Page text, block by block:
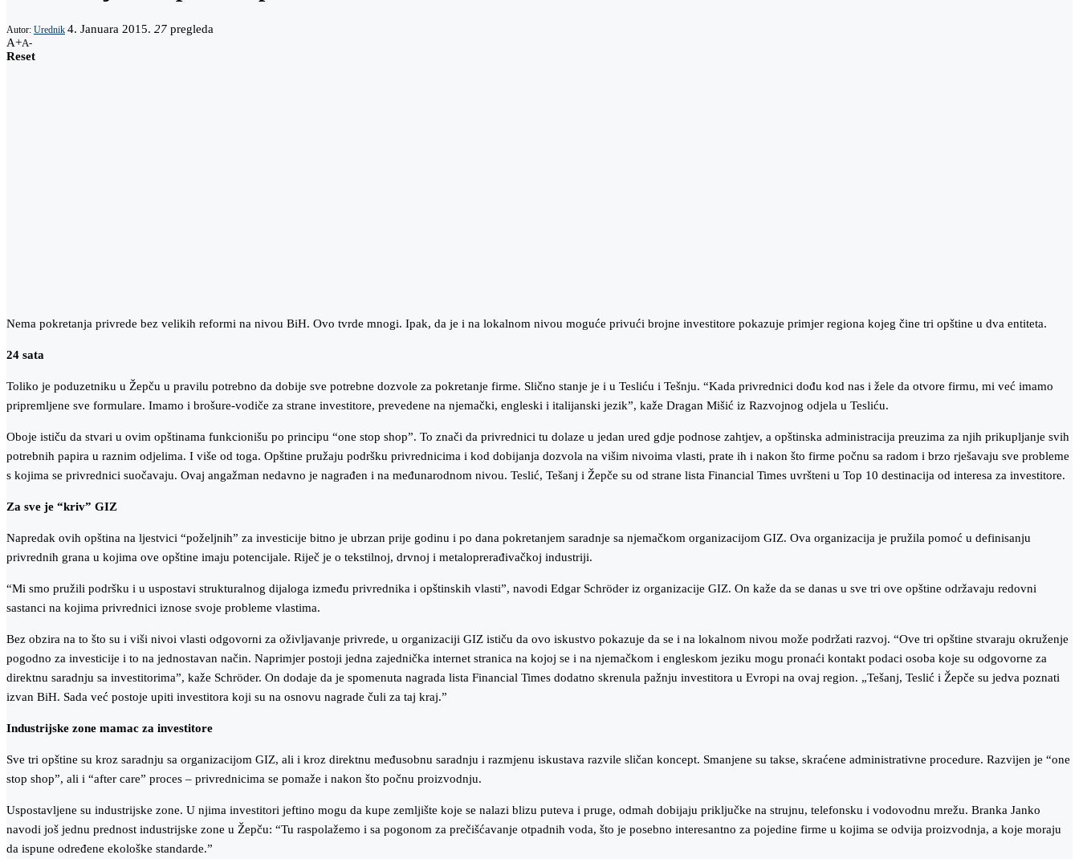
Autor: Urednik 4. Januara 2015. 27 pregleda
A+A-
Reset
Nema pokretanja privrede bez velikih reformi na nivou BiH. Ovo tvrde mnogi. Ipak, da je i na lokalnom nivou moguće privući brojne investitore pokazuje primjer regiona kojeg čine tri opštine u dva entiteta.
24 sata
Toliko je poduzetniku u Žepču u pravilu potrebno da dobije sve potrebne dozvole za pokretanje firme. Slično stanje je i u Tesliću i Tešnju. “Kada privrednici dođu kod nas i žele da otvore firmu, mi već imamo
pripremljene sve formulare. Imamo i brošure-vodiče za strane investitore, prevedene na njemački, engleski i italijanski jezik”, kaže Dragan Mišić iz Razvojnog odjela u Tesliću.
Oboje ističu da stvari u ovim opštinama funkcionišu po principu “one stop shop”. To znači da privrednici tu dolaze u jedan ured gdje podnose zahtjev, a opštinska administracija preuzima za njih prikupljanje svih
potrebnih papira u raznim odjelima. I više od toga. Opštine pružaju podršku privrednicima i kod dobijanja dozvola na višim nivoima vlasti, prate ih i nakon što firme počnu sa radom i brzo rješavaju sve probleme
s kojima se privrednici suočavaju. Ovaj angažman nedavno je nagrađen i na međunarodnom nivou. Teslić, Tešanj i Žepče su od strane lista Financial Times uvršteni u Top 10 destinacija od interesa za investitore.
Za sve je “kriv” GIZ
Napredak ovih opština na ljestvici “poželjnih” za investicije bitno je ubrzan prije godinu i po dana pokretanjem saradnje sa njemačkom organizacijom GIZ. Ova organizacija je pružila pomoć u definisanju
privrednih grana u kojima ove opštine imaju potencijale. Riječ je o tekstilnoj, drvnoj i metaloprerađivačkoj industriji.
“Mi smo pružili podršku i u uspostavi strukturalnog dijaloga između privrednika i opštinskih vlasti”, navodi Edgar Schröder iz organizacije GIZ. On kaže da se danas u sve tri ove opštine održavaju redovni
sastanci na kojima privrednici iznose svoje probleme vlastima.
Bez obzira na to što su i viši nivoi vlasti odgovorni za oživljavanje privrede, u organizaciji GIZ ističu da ovo iskustvo pokazuje da se i na lokalnom nivou može podržati razvoj. “Ove tri opštine stvaraju okruženje
pogodno za investicije i to na jednostavan način. Naprimjer postoji jedna zajednička internet stranica na kojoj se i na njemačkom i engleskom jeziku mogu pronaći kontakt podaci osoba koje su odgovorne za
direktnu saradnju sa investitorima”, kaže Schröder. On dodaje da je spomenuta nagrada lista Financial Times dodatno skrenula pažnju investitora u Evropi na ovaj region. „Tešanj, Teslić i Žepče su jedva poznati
izvan BiH. Sada već postoje upiti investitora koji su na osnovu nagrade čuli za taj kraj.”
Industrijske zone mamac za investitore
Sve tri opštine su kroz saradnju sa organizacijom GIZ, ali i kroz direktnu međusobnu saradnju i razmjenu iskustava razvile sličan koncept. Smanjene su takse, skraćene administrativne procedure. Razvijen je “one
stop shop”, ali i “after care” proces – privrednicima se pomaže i nakon što počnu proizvodnju.
Uspostavljene su industrijske zone. U njima investitori jeftino mogu da kupe zemljište koje se nalazi blizu puteva i pruge, odmah dobijaju priključke na strujnu, telefonsku i vodovodnu mrežu. Branka Janko
navodi još jednu prednost industrijske zone u Žepču: “Tu raspolažemo i sa pogonom za prečišćavanje otpadnih voda, što je posebno interesantno za pojedine firme u kojima se odvija proizvodnja, a koje moraju
da ispune određene ekološke standarde.”